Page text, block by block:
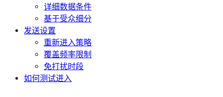
详细数据条件
基于受众细分
发送设置
重新进入策略
覆盖频率限制
免打扰时段
如何测试进入